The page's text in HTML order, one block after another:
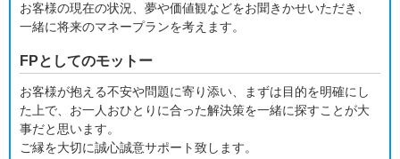
お客様の現在の状況、夢や価値観などをお聞きかせいただき、
一緒に将来のマネープランを考えます。
FPとしてのモットー
お客様が抱える不安や問題に寄り添い、まずは目的を明確にし
た上で、お一人おひとりに合った解決策を一緒に探すことが大
事だと思います。
ご縁を大切に誠心誠意サポート致します。